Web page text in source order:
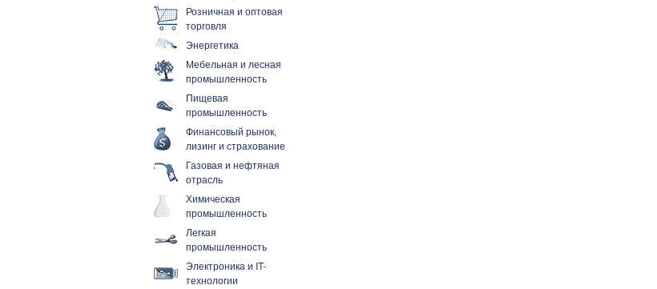
Розничная и оптовая
торговля
Энергетика
Мебельная и лесная
промышленность
Пищевая
промышленность
Финансовый рынок,
лизинг и страхование
Газовая и нефтяная
отрасль
Химическая
промышленность
Легкая
промышленность
Электроника и IT-
технологии